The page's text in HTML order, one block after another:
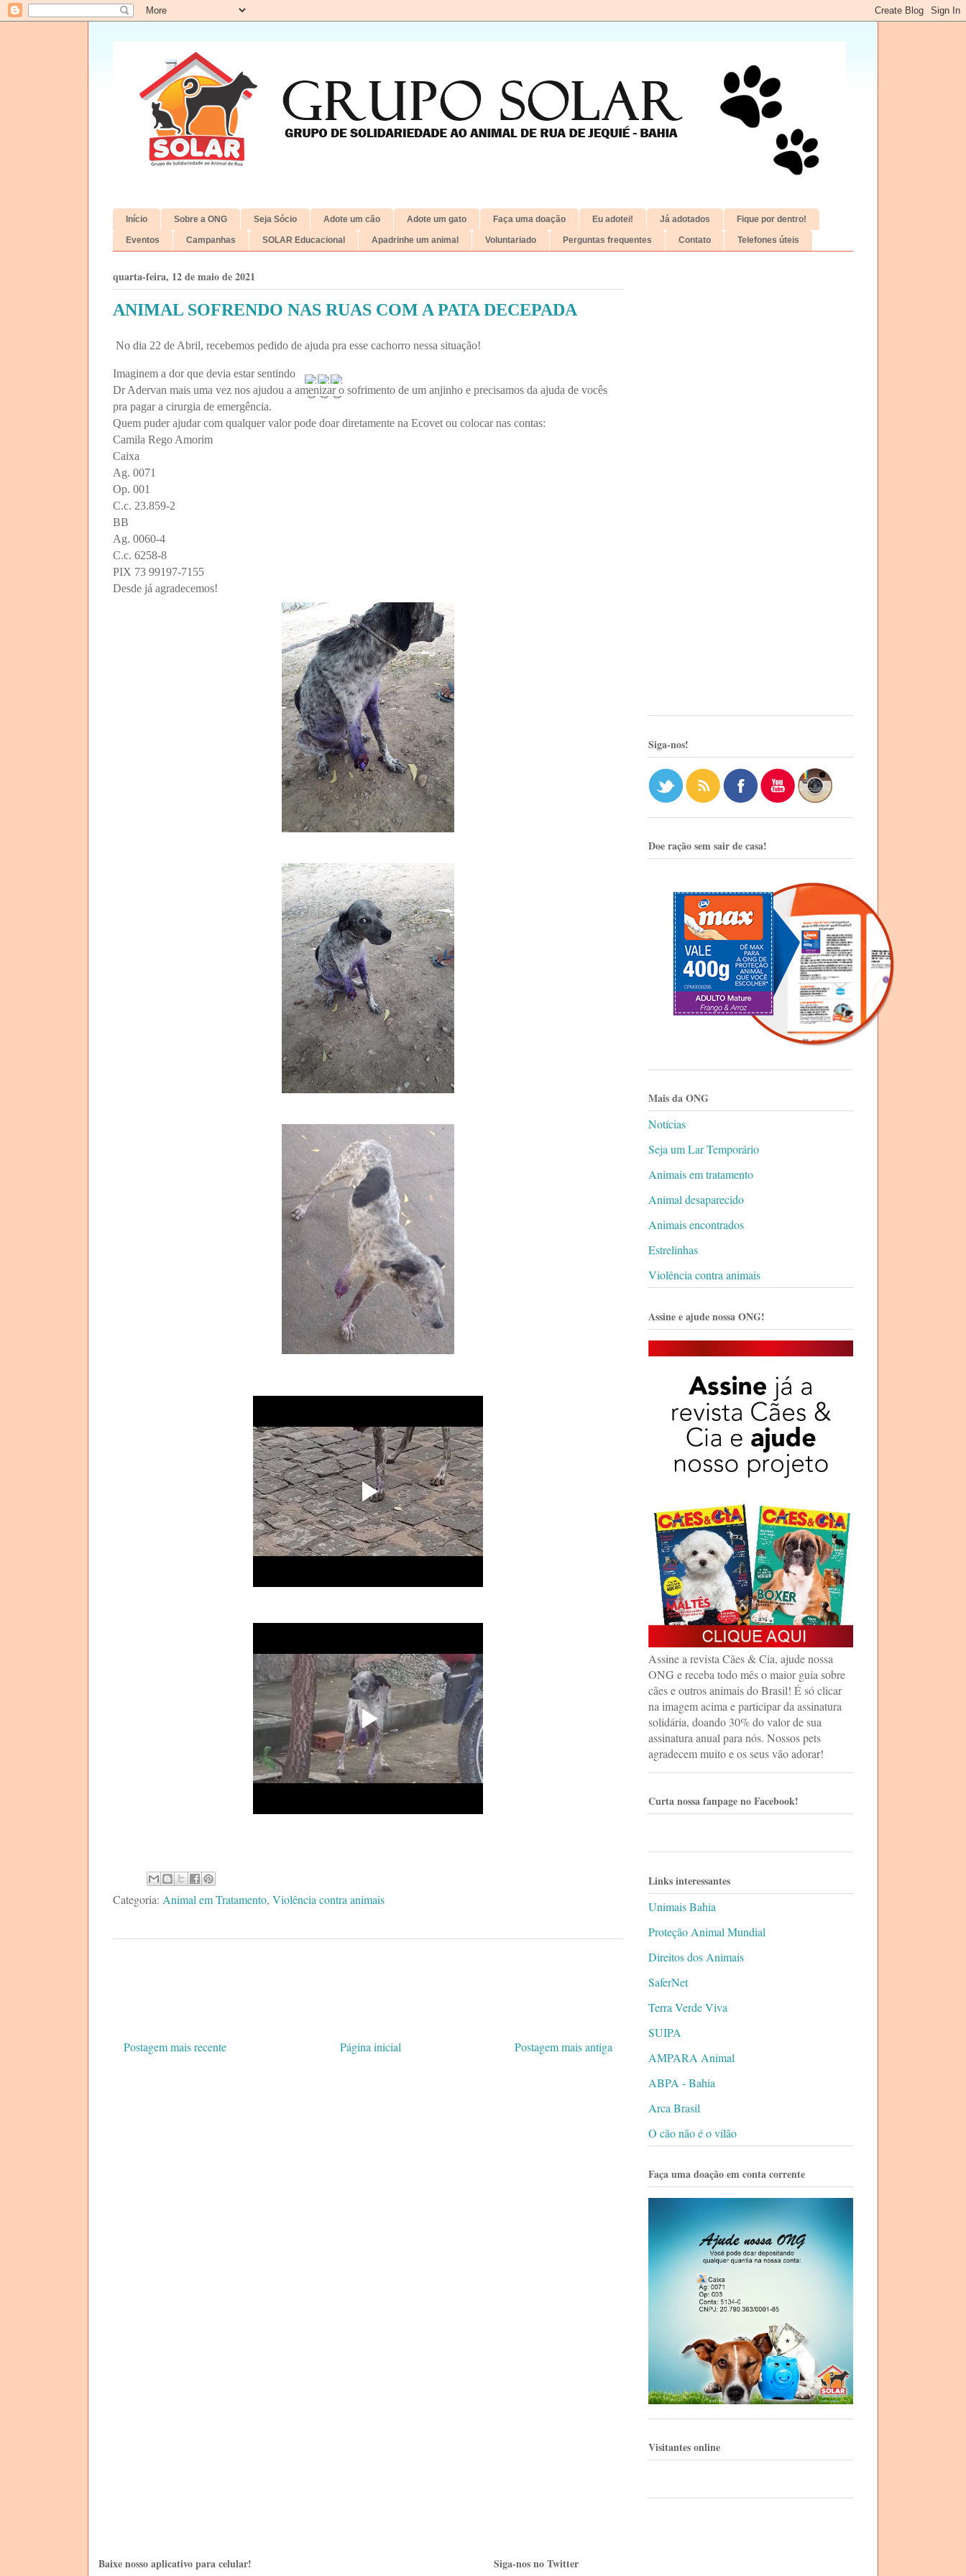
Início Sobre a ONG Seja Sócio Adote um cão Adote um gato Faça uma doação Eu adotei! Já adotados Fique por dentro!
Eventos Campanhas SOLAR Educacional Apadrinhe um animal Voluntariado Perguntas frequentes Contato Telefones úteis
quarta-feira, 12 de maio de 2021
ANIMAL SOFRENDO NAS RUAS COM A PATA DECEPADA
No dia 22 de Abril, recebemos pedido de ajuda pra esse cachorro nessa situação!
Imaginem a dor que devia estar sentindo
Dr Adervan mais uma vez nos ajudou a amenizar o sofrimento de um anjinho e precisamos da ajuda de vocês
pra pagar a cirurgia de emergência.
Quem puder ajudar com qualquer valor pode doar diretamente na Ecovet ou colocar nas contas:
Camila Rego Amorim
Caixa
Ag. 0071
Op. 001
C.c. 23.859-2
BB
Ag. 0060-4
C.c. 6258-8
PIX 73 99197-7155
Desde já agradecemos!
Categoria: Animal em Tratamento, Violência contra animais
Postagem mais recente Postagem mais antiga
Página inicial
Siga-nos!
Doe ração sem sair de casa!
Mais da ONG
Notícias
Seja um Lar Temporário
Animais em tratamento
Animal desaparecido
Animais encontrados
Estrelinhas
Violência contra animais
Assine e ajude nossa ONG!
Assine a revista Cães & Cia, ajude nossa
ONG e receba todo mês o maior guia sobre
cães e outros animais do Brasil! É só clicar
na imagem acima e participar da assinatura
solidária, doando 30% do valor de sua
assinatura anual para nós. Nossos pets
agradecem muito e os seus vão adorar!
Curta nossa fanpage no Facebook!
Links interessantes
Unimais Bahia
Proteção Animal Mundial
Direitos dos Animais
SaferNet
Terra Verde Viva
SUIPA
AMPARA Animal
ABPA - Bahia
Arca Brasil
O cão não é o vilão
Faça uma doação em conta corrente
Visitantes online
Baixe nosso aplicativo para celular! Siga-nos no Twitter